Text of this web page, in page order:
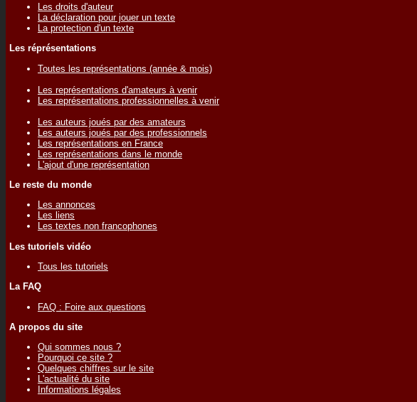
Les droits d'auteur
La déclaration pour jouer un texte
La protection d'un texte
Les réprésentations
Toutes les représentations (année & mois)
Les représentations d'amateurs à venir
Les représentations professionnelles à venir
Les auteurs joués par des amateurs
Les auteurs joués par des professionnels
Les représentations en France
Les représentations dans le monde
L'ajout d'une représentation
Le reste du monde
Les annonces
Les liens
Les textes non francophones
Les tutoriels vidéo
Tous les tutoriels
La FAQ
FAQ : Foire aux questions
A propos du site
Qui sommes nous ?
Pourquoi ce site ?
Quelques chiffres sur le site
L'actualité du site
Informations légales